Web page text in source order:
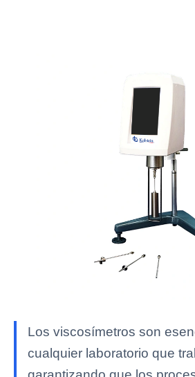
Los viscosímetros son
cualquier laboratorio que